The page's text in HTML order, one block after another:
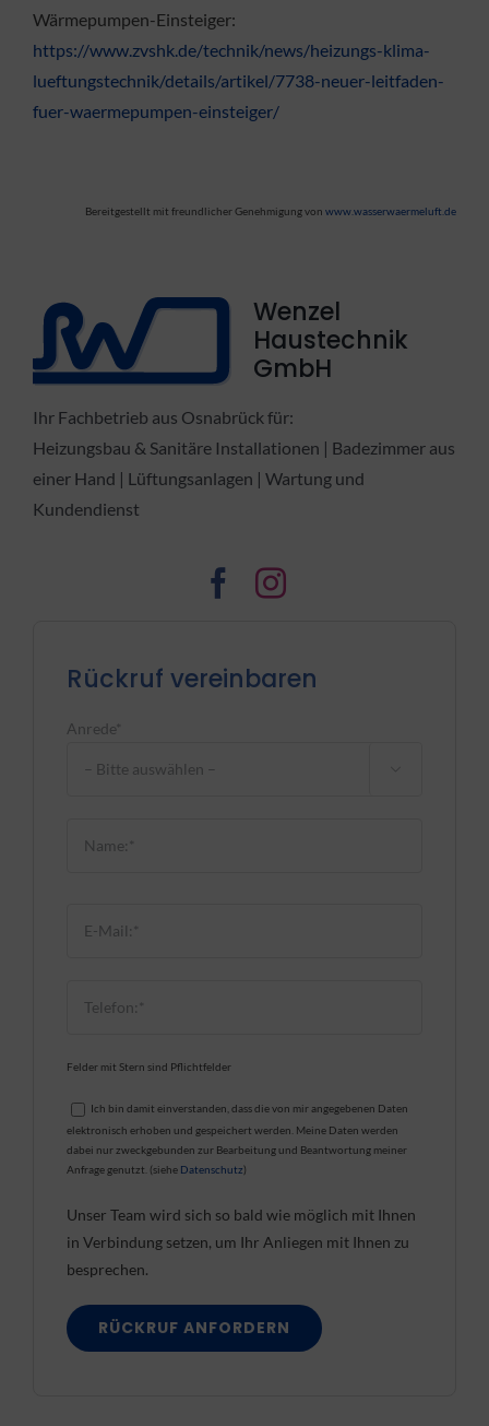
Wärmepumpen-Einsteiger:
https://www.zvshk.de/technik/news/heizungs-klima-
lueftungstechnik/details/artikel/7738-neuer-leitfaden-
fuer-waermepumpen-einsteiger/
Bereitgestellt mit freundlicher Genehmigung vonwww.wasserwaermeluft.de
Wenzel
Haustechnik
GmbH
Ihr Fachbetrieb aus Osnabrück für:
Heizungsbau & Sanitäre Installationen | Badezimmer aus
einer Hand | Lüftungsanlagen | Wartung und
Kundendienst
Rückruf vereinbaren
Anrede*
Felder mit Stern sind Pflichtfelder
Ich bin damit einverstanden, dass die von mir angegebenen Daten
elektronisch erhoben und gespeichert werden. Meine Daten werden
dabei nur zweckgebunden zur Bearbeitung und Beantwortung meiner
Anfrage genutzt. (siehe Datenschutz)
Unser Team wird sich so bald wie möglich mit Ihnen
in Verbindung setzen, um Ihr Anliegen mit Ihnen zu
besprechen.